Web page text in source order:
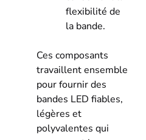
flexibilité de
la bande.
Ces composants
travaillent ensemble
pour fournir des
bandes LED fiables,
légères et
polyvalentes qui